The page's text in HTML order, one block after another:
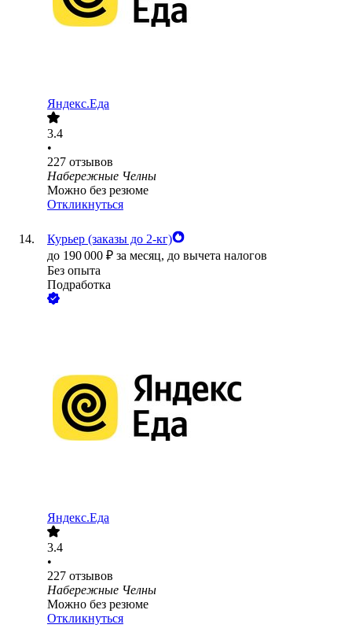
Яндекс.Еда
3.4
•
227 отзывов
Набережные Челны
Можно без резюме
Откликнуться
Курьер (заказы до 2-кг)
до 190 000 ₽ за месяц, до вычета налогов
Без опыта
Подработка
Яндекс.Еда
3.4
•
227 отзывов
Набережные Челны
Можно без резюме
Откликнуться